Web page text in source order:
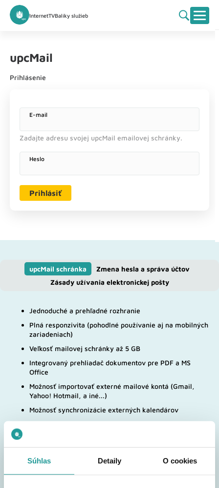
Súhlas Detaily O cookies
InternetTVBalíky služieb
upcMail
Prihlásenie
E-mail
Zadajte adresu svojej upcMail emailovej schránky.
Heslo
Prihlásiť
upcMail schránka
Zmena hesla a správa účtov
Zásady užívania elektronickej pošty
Jednoduché a prehľadné rozhranie
Plná responzivita (pohodlné používanie aj na mobilných
zariadeniach)
Veľkosť mailovej schránky až 5 GB
Integrovaný prehliadač dokumentov pre PDF a MS
Office
Možnosť importovať externé mailové kontá (Gmail,
Yahoo! Hotmail, a iné...)
Možnosť synchronizácie externých kalendárov
Schránka zabezpečená najaktuálnejším bezpečnostným
IMAP konfiguráciu
Vylepšené vyhľadávanie v obsahu schránky